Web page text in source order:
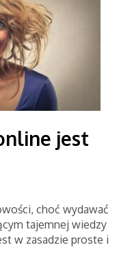
jest
choć wydawać
tajemnej wiedzy
w zasadzie proste i